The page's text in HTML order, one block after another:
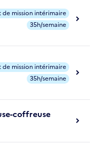
mission intérimaire
35h/semaine
mission intérimaire
35h/semaine
coffreuse